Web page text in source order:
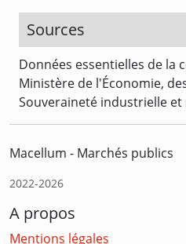
Sources
Données essentielles de la
Ministère de l'Économie,
Souveraineté industrielle
Macellum - Marchés publics
2022-2026
A propos
Mentions légales